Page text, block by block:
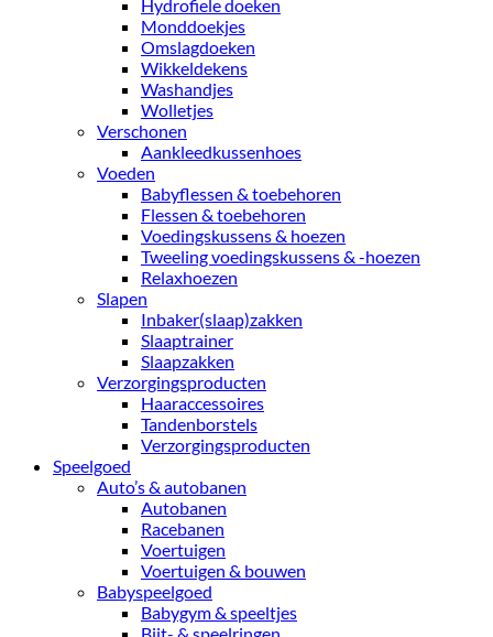
Hydrofiele doeken
Monddoekjes
Omslagdoeken
Wikkeldekens
Washandjes
Wolletjes
Verschonen
Aankleedkussenhoes
Voeden
Babyflessen & toebehoren
Flessen & toebehoren
Voedingskussens & hoezen
Tweeling voedingskussens & -hoezen
Relaxhoezen
Slapen
Inbaker(slaap)zakken
Slaaptrainer
Slaapzakken
Verzorgingsproducten
Haaraccessoires
Tandenborstels
Verzorgingsproducten
Speelgoed
Auto’s & autobanen
Autobanen
Racebanen
Voertuigen
Voertuigen & bouwen
Babyspeelgoed
Babygym & speeltjes